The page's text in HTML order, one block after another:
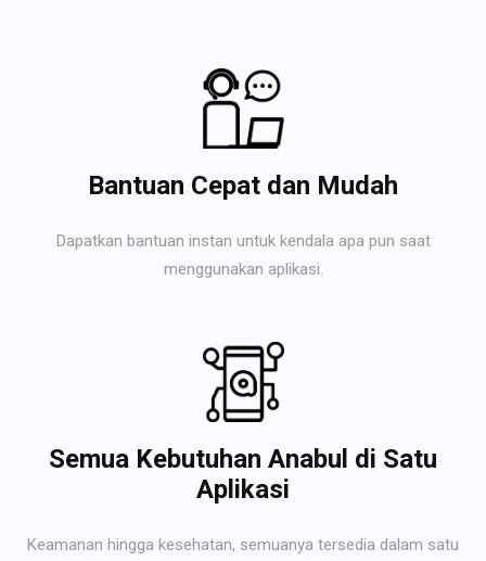
Bantuan Cepat dan Mudah
Dapatkan bantuan instan untuk kendala apa pun saat
menggunakan aplikasi.
Semua Kebutuhan Anabul di Satu
Aplikasi
Keamanan hingga kesehatan, semuanya tersedia dalam satu